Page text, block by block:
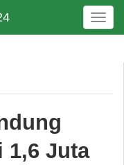
T
o
e
1,6 Juta